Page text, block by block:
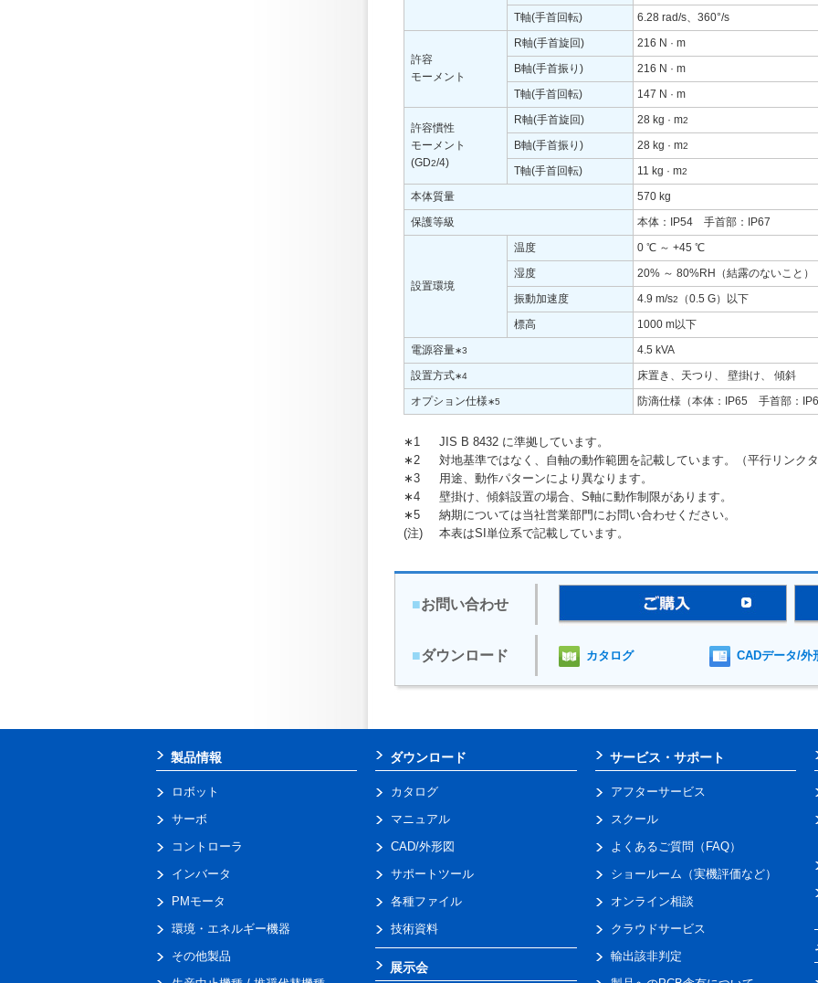
T軸(手首回転)
6.28 rad/s、360°/s
許容
モーメント
R軸(手首旋回)
216 N · m
B軸(手首振り)
216 N · m
T軸(手首回転)
147 N · m
許容慣性
モーメント
(GD2/4)
R軸(手首旋回) 28 kg · m2
B軸(手首振り) 28 kg · m2
T軸(手首回転) 11 kg · m2
本体質量
570 kg
保護等級
本体：IP54 手首部：IP67
設置環境
温度
0 ℃ ～ +45 ℃
湿度
20% ～ 80%RH（結露のないこと）
振動加速度
4.9 m/s2
（0.5 G）以下
標高
1000 m以下
電源容量∗3
4.5 kVA
設置方式∗4
床置き、天つり、 壁掛け、 傾斜
オプション仕様∗5 防滴仕様（本体：IP65 手首部：
∗1
JIS B 8432 に準拠しています。
∗2
対地基準ではなく、自軸の動作範囲を記載しています。（平行リンク
∗3
用途、動作パターンにより異なります。
∗4
壁掛け、傾斜設置の場合、S軸に動作制限があります。
∗5
納期については当社営業部門にお問い合わせください。
(注)
本表はSI単位系で記載しています。
■お問い合わせ
■ダウンロード カタログ CADデータ/外
製品情報
ロボット
サーボ
コントローラ
インバータ
PMモータ
環境・エネルギー機器
その他製品
ダウンロード
カタログ
マニュアル
CAD/外形図
サポートツール
各種ファイル
技術資料
展示会
サービス・サポート
アフターサービス
スクール
よくあるご質問（FAQ）
ショールーム（実機評価など）
オンライン相談
クラウドサービス
輸出該非判定